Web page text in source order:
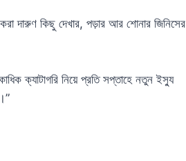
দারুণ কিছু দেখার, পড়ার আর শোনার জিনিসের
ক্যাটাগরি নিয়ে প্রতি সপ্তাহে নতুন ইস্যু